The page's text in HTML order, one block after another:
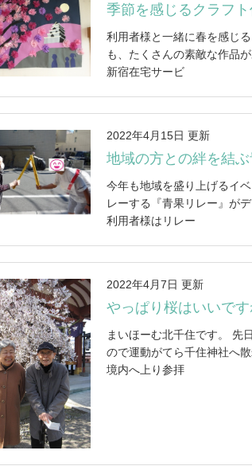
季節を感じるクラフト
利用者様と一緒に春を感じ
も、たくさんの素敵な作品
新宿在宅サービ
2022年4月15日 更新
地域の方との絆を結
今年も地域を盛り上げるイ
レーする『青果リレー』が
利用者様はリレー
2022年4月7日 更新
やっぱり桜はいいです
まいほーむ北千住です。 先
ので運動がてら千住神社へ
境内へ上り参拝